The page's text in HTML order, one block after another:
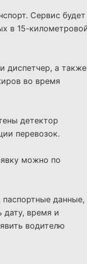
Сервис будет
в 15-
диспетчер, а также
во время
детектор
перевозок.
можно по
данные,
дату, время и
водителю